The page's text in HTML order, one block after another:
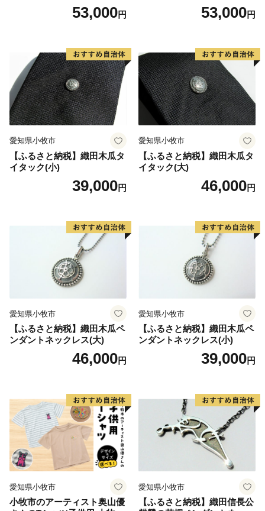
53,000円 53,000円
愛知県小牧市
【ふるさと納税】織田木瓜タ
イタック(小)
39,000円
愛知県小牧市
【ふるさと納税】織田木瓜タ
イタック(大)
46,000円
愛知県小牧市
【ふるさと納税】織田木瓜ペ
ンダントネックレス(大)
46,000円
愛知県小牧市
【ふるさと納税】織田木瓜ペ
ンダントネックレス(小)
39,000円
愛知県小牧市
小牧市のアーティスト奥山優
愛知県小牧市
【ふるさと納税】織田信長公